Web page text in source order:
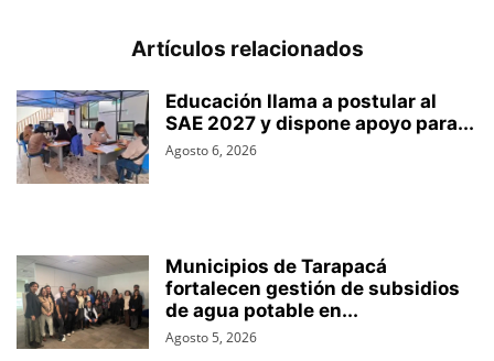
Artículos relacionados
Educación llama a postular al
SAE 2027 y dispone apoyo para...
Agosto 6, 2026
Municipios de Tarapacá
fortalecen gestión de subsidios
de agua potable en...
Agosto 5, 2026